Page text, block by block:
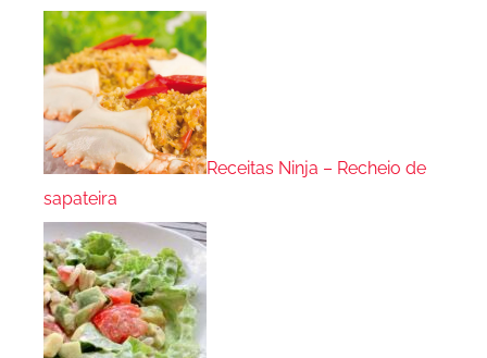
Receitas Ninja – Recheio de
sapateira